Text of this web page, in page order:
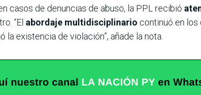
casos de denuncias de abuso, la PPL recibió
“El abordaje multidisciplinario continuó en los
existencia de violación”, añade la nota.